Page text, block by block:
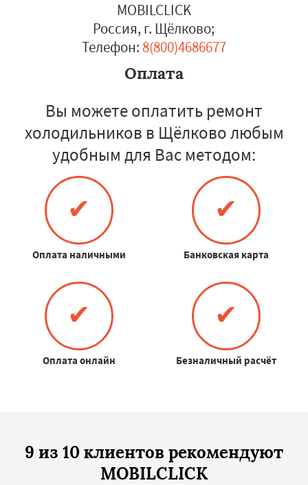
MOBILCLICK
Россия, г. Щёлково;
Телефон: 8(800)4686677
Оплата
Вы можете оплатить ремонт
холодильников в Щёлково любым
удобным для Вас методом:
✔
Оплата наличными
✔
Банковская карта
✔
Оплата онлайн
✔
Безналичный расчёт
9 из 10 клиентов рекомендуют
MOBILCLICK